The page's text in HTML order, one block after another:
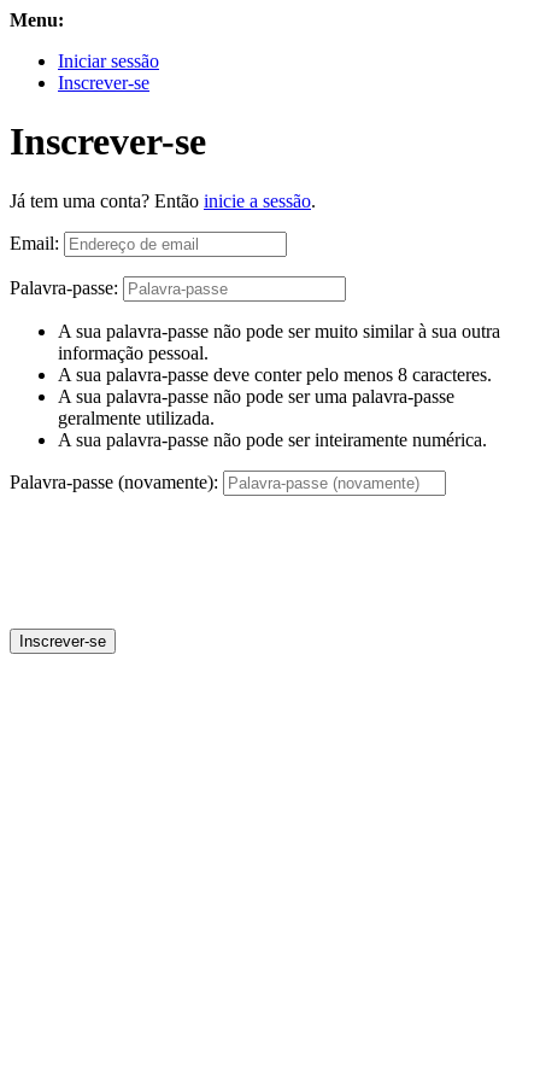
Menu:
Iniciar sessão
Inscrever-se
Inscrever-se
Já tem uma conta? Então inicie a sessão.
Email:
Palavra-passe:
A sua palavra-passe não pode ser muito similar à sua outra
informação pessoal.
A sua palavra-passe deve conter pelo menos 8 caracteres.
A sua palavra-passe não pode ser uma palavra-passe
geralmente utilizada.
A sua palavra-passe não pode ser inteiramente numérica.
Palavra-passe (novamente):
Inscrever-se